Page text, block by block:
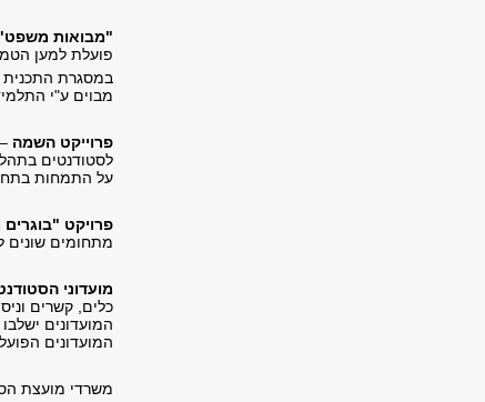
"מבואות
פועלת למען
במסגרת התכנית
מבוים ע"י
פרוייקט השמה
לסטודנטים
על התמחות
פרויקט
מתחומים שונים
מועדוני
כלים, קשרים
המועדונים
המועדונים
משרדי מועצת